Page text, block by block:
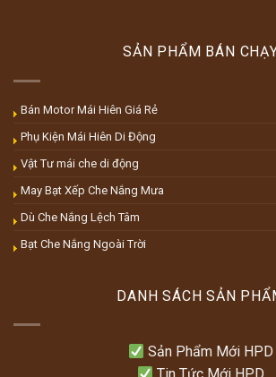
SẢN PHẨM BÁN
Bán Motor Mái Hiên Giá Rẻ
Phụ Kiện Mái Hiên Di Động
Vật Tư mái che di động
May Bạt Xếp Che Nắng Mưa
Dù Che Nắng Lệch Tâm
Bạt Che Nắng Ngoài Trời
DANH SÁCH SẢN
Sản Phẩm Mới HPD